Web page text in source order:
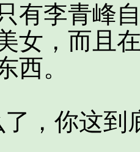
李青峰自
女，而且
西。
你这到